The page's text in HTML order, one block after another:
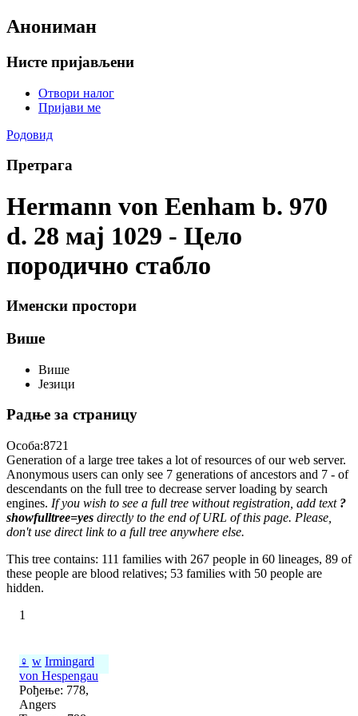
Анониман
Нисте пријављени
Отвори налог
Пријави ме
Родовид
Претрага
Hermann von Eenham b. 970
d. 28 мај 1029 - Цело
породично стабло
Именски простори
Више
Више
Језици
Радње за страницу
Особа:8721
Generation of a large tree takes a lot of resources of our web server.
Anonymous users can only see 7 generations of ancestors and 7 - of
descendants on the full tree to decrease server loading by search
engines. If you wish to see a full tree without registration, add text ?
showfulltree=yes directly to the end of URL of this page. Please,
don't use direct link to a full tree anywhere else.
This tree contains: 111 families with 267 people in 60 lineages, 89 of
these people are blood relatives; 53 families with 50 people are
hidden.
1
♀ w Irmingard
von Hespengau
Рођење: 778,
Angers